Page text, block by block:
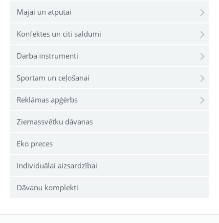
Mājai un atpūtai
Konfektes un citi saldumi
Darba instrumenti
Sportam un ceļošanai
Reklāmas apģērbs
Ziemassvētku dāvanas
Eko preces
Individuālai aizsardzībai
Dāvanu komplekti